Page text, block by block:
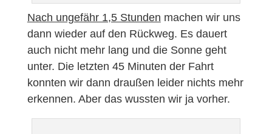
Nach ungefähr 1,5 Stunden machen wir uns
dann wieder auf den Rückweg. Es dauert
auch nicht mehr lang und die Sonne geht
unter. Die letzten 45 Minuten der Fahrt
konnten wir dann draußen leider nichts mehr
erkennen. Aber das wussten wir ja vorher.